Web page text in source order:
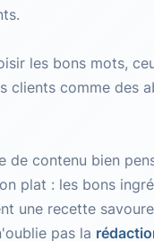
les bons mots,
clients comme des
de contenu bien
plat : les bons
une recette
pas la